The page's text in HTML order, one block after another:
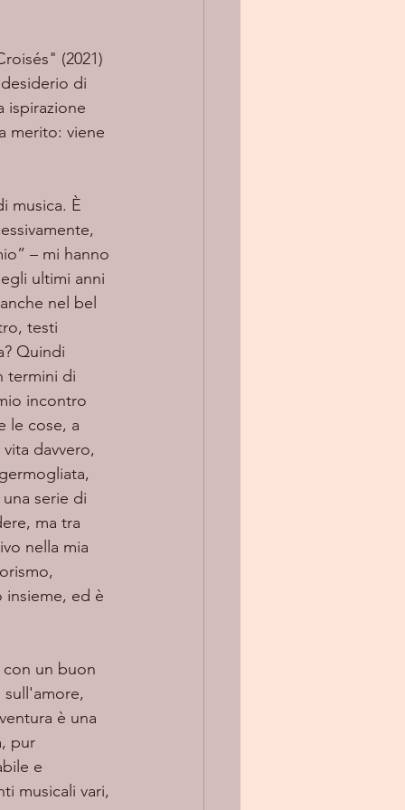
di
ispirazione
merito: viene
– mi hanno
ultimi anni
nel bel
testi
Quindi
termini di
incontro
le cose, a
davvero,
serie di
ma tra
nella mia
insieme, ed è
un buon
è una
pur
e
musicali vari,